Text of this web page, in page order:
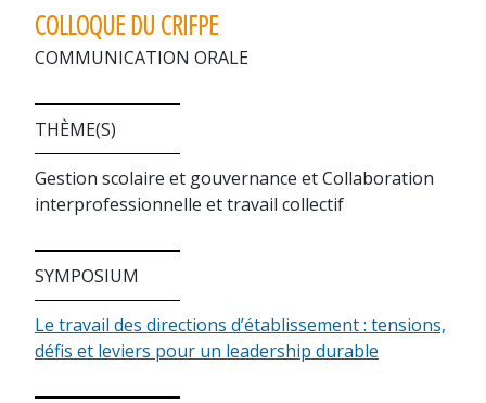
COLLOQUE DU CRIFPE
COMMUNICATION ORALE
THÈME(S)
Gestion scolaire et gouvernance et Collaboration
interprofessionnelle et travail collectif
SYMPOSIUM
Le travail des directions d’établissement : tensions,
défis et leviers pour un leadership durable